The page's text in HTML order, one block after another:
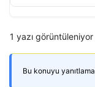
1 yazı
Bu konuyu